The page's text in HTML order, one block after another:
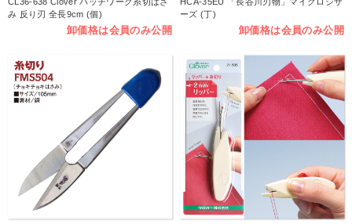
み 反り刃 全長9cm (個)
卸価格は会員のみ公開
ーズ (丁)
卸価格は会員のみ公開